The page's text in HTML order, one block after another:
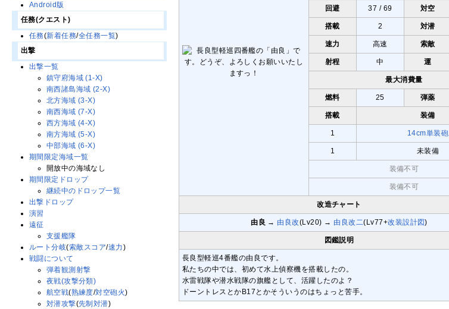
回避 37 / 69 対空
搭載 2 対潜
速力 高速 索敵
射程 中 運
最大消費量
燃料 25 弾薬
搭載 装備
1 14cm単装砲
1 未装備
装備不可
装備不可
改造チャート
由良 → 由良改(Lv20) → 由良改二(Lv77+改装設計図)
図鑑説明
長良型軽巡4番艦の由良です。
私たちの中では、初めて水上偵察機を搭載したの。
水雷戦隊や潜水戦隊の旗艦として、活躍したのよ？
ドーントレスとかB17とかそういうのはちょっと苦手。
Android版
任務(クエスト)
任務(新着任務/全任務一覧)
出撃
出撃一覧
鎮守府海域 (1-X)
南西諸島海域 (2-X)
北方海域 (3-X)
南西海域 (7-X)
西方海域 (4-X)
南方海域 (5-X)
中部海域 (6-X)
期間限定海域一覧
開放中の海域なし
期間限定ドロップ
継続中のドロップ一覧
出撃ドロップ
演習
遠征
支援艦隊
ルート分岐(索敵スコア/速力)
戦闘について
弾着観測射撃
夜戦(攻撃分類)
航空戦(熟練度/対空砲火)
対潜攻撃(先制対潜)